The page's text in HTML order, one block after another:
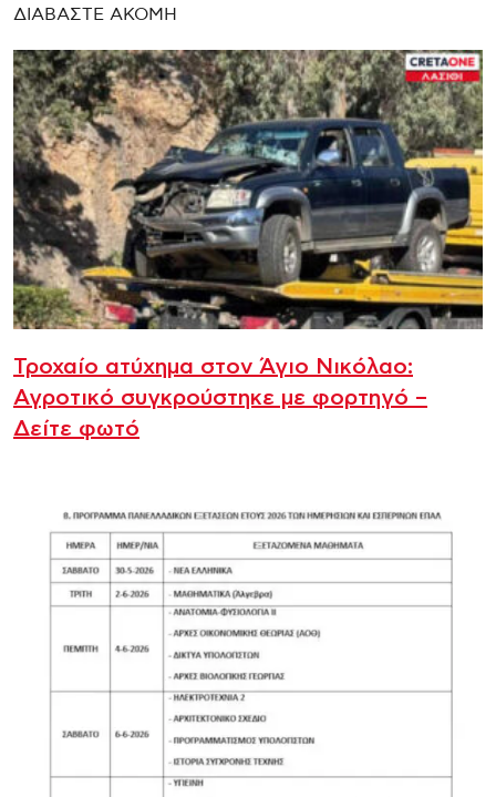
ΔΙΑΒΑΣΤΕ ΑΚΟΜΗ
Τροχαίο ατύχημα στον Άγιο Νικόλαο:
Αγροτικό συγκρούστηκε με φορτηγό –
Δείτε φωτό